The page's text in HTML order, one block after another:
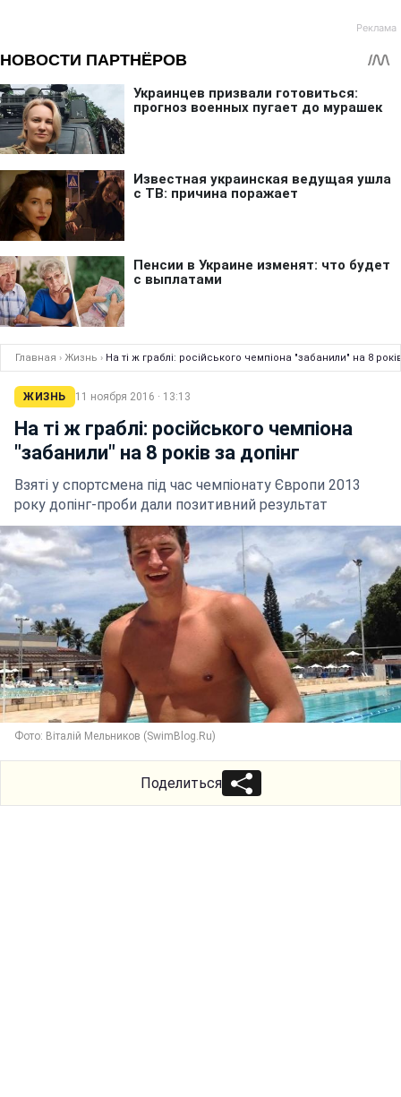
Главная › Жизнь › На ті ж граблі: російського чемпіона "забанили" на 8
ЖИЗНЬ 11 ноября 2016 · 13:13
На ті ж граблі: російського чемпіона
"забанили" на 8 років за допінг
Взяті у спортсмена під час чемпіонату Європи 2013
року допінг-проби дали позитивний результат
Фото: Віталій Мельников (SwimBlog.Ru)
Поделиться